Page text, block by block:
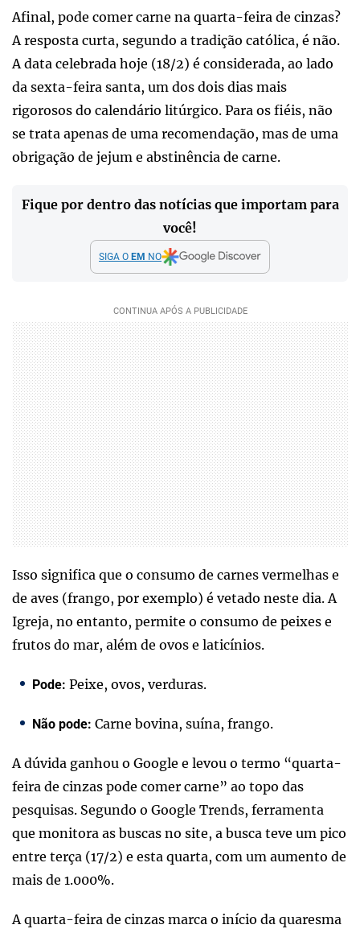
Afinal, pode comer carne na quarta-feira de cinzas?
A resposta curta, segundo a tradição católica, é não.
A data celebrada hoje (18/2) é considerada, ao lado
da sexta-feira santa, um dos dois dias mais
rigorosos do calendário litúrgico. Para os fiéis, não
se trata apenas de uma recomendação, mas de uma
obrigação de jejum e abstinência de carne.
Fique por dentro das notícias que importam para
você!
SIGA O EM NO
Isso significa que o consumo de carnes vermelhas e
de aves (frango, por exemplo) é vetado neste dia. A
Igreja, no entanto, permite o consumo de peixes e
frutos do mar, além de ovos e laticínios.
Pode: Peixe, ovos, verduras.
Não pode: Carne bovina, suína, frango.
A dúvida ganhou o Google e levou o termo “quarta-
feira de cinzas pode comer carne” ao topo das
pesquisas. Segundo o Google Trends, ferramenta
que monitora as buscas no site, a busca teve um pico
entre terça (17/2) e esta quarta, com um aumento de
mais de 1.000%.
A quarta-feira de cinzas marca o início da quaresma